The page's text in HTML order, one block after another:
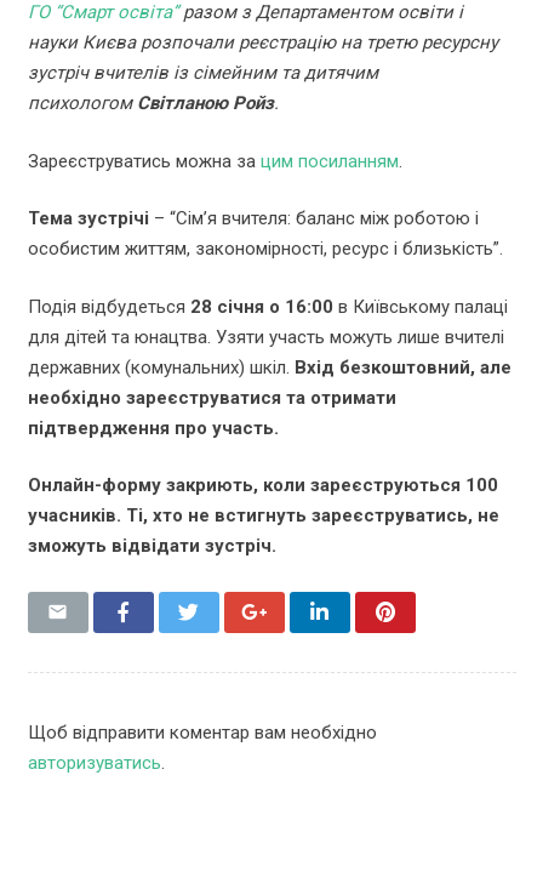
ГО “Смарт освіта”разом з Департаментом освіти і
науки Києва розпочали реєстрацію на третю ресурсну
зустріч вчителів із сімейним та дитячим
психологом Світланою Ройз.
Зареєструватись можна за цим посиланням.
Тема зустрічі – “Сім’я вчителя: баланс між роботою і
особистим життям, закономірності, ресурс і близькість”.
Подія відбудеться 28 січня о 16:00 в Київському палаці
для дітей та юнацтва. Узяти участь можуть лише вчителі
державних (комунальних) шкіл. Вхід безкоштовний, але
необхідно зареєструватися та отримати
підтвердження про участь.
Онлайн-форму закриють, коли зареєструються 100
учасників. Ті, хто не встигнуть зареєструватись, не
зможуть відвідати зустріч.
Щоб відправити коментар вам необхідно
авторизуватись.